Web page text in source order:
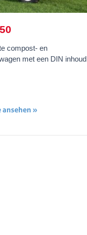
compost- en
met een DIN inhoud
ansehen »